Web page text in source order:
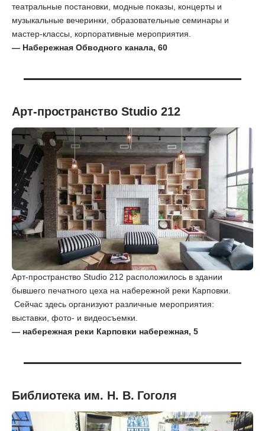
театральные постановки, модные показы, концерты и
музыкальные вечеринки, образовательные семинары и
мастер-классы, корпоративные мероприятия.
— Набережная Обводного канала, 60
Арт-пространство Studio 212
Арт-пространство Studio 212 расположилось в здании
бывшего печатного цеха на набережной реки Карповки.
Сейчас здесь организуют различные мероприятия:
выставки, фото- и видеосъемки.
— набережная реки Карповки набережная, 5
Библиотека им. Н. В. Гоголя